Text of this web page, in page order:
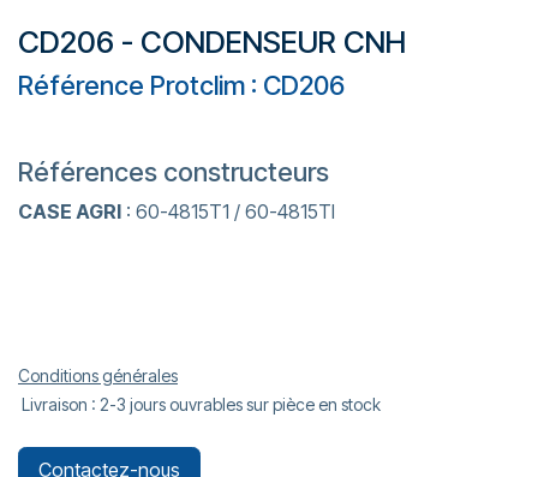
CD206 - CONDENSEUR CNH
Référence Protclim : CD206
Références constructeurs
CASE AGRI : 60-4815T1 / 60-4815TI
Conditions générales
Livraison : 2-3 jours ouvrables sur pièce en stock
Contactez-nous